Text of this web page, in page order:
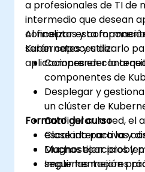
a profesionales de TI de
intermedio que desean
conceptos y
Kubernetes y utilizarlo
aplicaciones en
Al finalizar esta
serán capaces de:
Comprender la
componentes de
Desplegar y
un clúster de
Configurar la red, el
escalado para las
Diagnosticar
seguir las mejores
Formato del curso
Clase interactiva y
Muchas ejercicios y
Implementación